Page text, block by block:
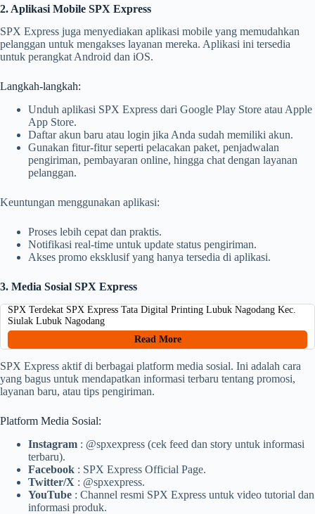
2. Aplikasi Mobile SPX Express
SPX Express juga menyediakan aplikasi mobile yang memudahkan
pelanggan untuk mengakses layanan mereka. Aplikasi ini tersedia
untuk perangkat Android dan iOS.
Langkah-langkah:
Unduh aplikasi SPX Express dari Google Play Store atau Apple
App Store.
Daftar akun baru atau login jika Anda sudah memiliki akun.
Gunakan fitur-fitur seperti pelacakan paket, penjadwalan
pengiriman, pembayaran online, hingga chat dengan layanan
pelanggan.
Keuntungan menggunakan aplikasi:
Proses lebih cepat dan praktis.
Notifikasi real-time untuk update status pengiriman.
Akses promo eksklusif yang hanya tersedia di aplikasi.
3. Media Sosial SPX Express
SPX Terdekat SPX Express Tata Digital Printing Lubuk Nagodang Kec.
Siulak Lubuk Nagodang
Read More
SPX Express aktif di berbagai platform media sosial. Ini adalah cara
yang bagus untuk mendapatkan informasi terbaru tentang promosi,
layanan baru, atau tips pengiriman.
Platform Media Sosial:
Instagram : @spxexpress (cek feed dan story untuk informasi
terbaru).
Facebook : SPX Express Official Page.
Twitter/X : @spxexpress.
YouTube : Channel resmi SPX Express untuk video tutorial dan
informasi produk.